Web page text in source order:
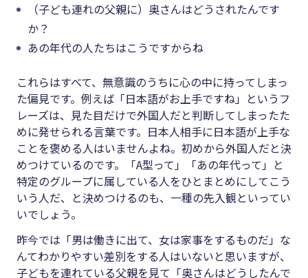
（子ども連れの父親に）奥さんはどうされたんです
か？
あの年代の人たちはこうですからね
これらはすべて、無意識のうちに心の中に持ってしまっ
た偏見です。例えば「日本語がお上手ですね」というフ
レーズは、見た目だけで外国人だと判断してしまったた
めに発せられる言葉です。日本人相手に日本語が上手な
ことを褒める人はいませんよね。初めから外国人だと決
めつけているのです。「A型って」「あの年代って」と
特定のグループに属している人をひとまとめにしてこう
いう人だ、と決めつけるのも、一種の先入観といってい
いでしょう。
昨今では「男は働きに出て、女は家事をするものだ」な
んてわかりやすい差別をする人はいないと思いますが、
子どもを連れている父親を見て「奥さんはどうしたんで